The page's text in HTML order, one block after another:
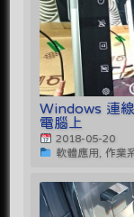
Windows 連
電腦上
2018-05-20
軟體應用, 作業